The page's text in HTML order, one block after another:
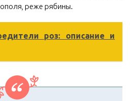
реже рябины.
роз: описание и